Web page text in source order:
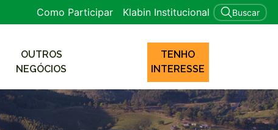
Como Participar Klabin Institucional Buscar
OUTROS
NEGÓCIOS
TENHO
INTERESSE